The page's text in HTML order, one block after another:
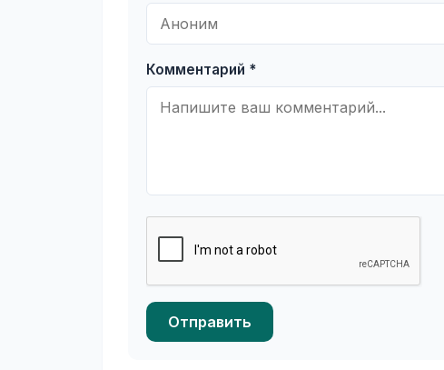
Комментарий *
Отправить